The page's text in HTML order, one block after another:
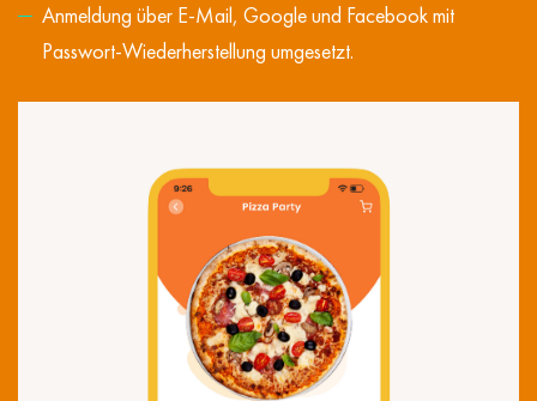
Anmeldung über E-Mail, Google und Facebook mit
Passwort-Wiederherstellung umgesetzt.